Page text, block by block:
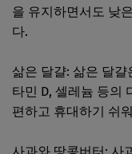
을 유지하면서도 낮
다.
삶은 달걀: 삶은 달걀
타민 D, 셀레늄 등의
편하고 휴대하기 쉬